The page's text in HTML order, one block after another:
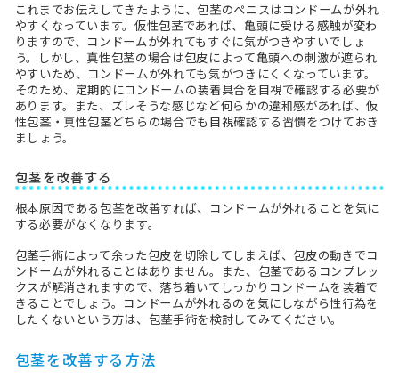
これまでお伝えしてきたように、包茎のペニスはコンドームが外れ
やすくなっています。仮性包茎であれば、亀頭に受ける感触が変わ
りますので、コンドームが外れてもすぐに気がつきやすいでしょ
う。しかし、真性包茎の場合は包皮によって亀頭への刺激が遮られ
やすいため、コンドームが外れても気がつきにくくなっています。
そのため、定期的にコンドームの装着具合を目視で確認する必要が
あります。また、ズレそうな感じなど何らかの違和感があれば、仮
性包茎・真性包茎どちらの場合でも目視確認する習慣をつけておき
ましょう。
包茎を改善する
根本原因である包茎を改善すれば、コンドームが外れることを気に
する必要がなくなります。
包茎手術によって余った包皮を切除してしまえば、包皮の動きでコ
ンドームが外れることはありません。また、包茎であるコンプレッ
クスが解消されますので、落ち着いてしっかりコンドームを装着で
きることでしょう。コンドームが外れるのを気にしながら性行為を
したくないという方は、包茎手術を検討してみてください。
包茎を改善する方法